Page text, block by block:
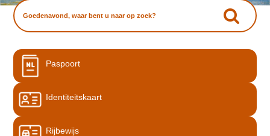
Paspoort
Identiteitskaart
Rijbewijs